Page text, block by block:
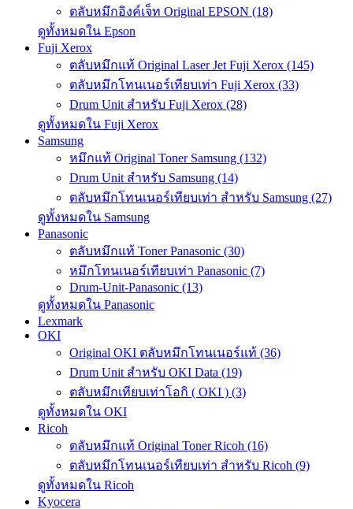
ตลับหมึกอิงค์เจ็ท Original EPSON (18)
ดูทั้งหมดใน Epson
Fuji Xerox
ตลับหมึกแท้ Original Laser Jet Fuji Xerox (145)
ตลับหมึกโทนเนอร์เทียบเท่า Fuji Xerox (33)
Drum Unit สำหรับ Fuji Xerox (28)
ดูทั้งหมดใน Fuji Xerox
Samsung
หมึกแท้ Original Toner Samsung (132)
Drum Unit สำหรับ Samsung (14)
ตลับหมึกโทนเนอร์เทียบเท่า สำหรับ Samsung (27)
ดูทั้งหมดใน Samsung
Panasonic
ตลับหมึกแท้ Toner Panasonic (30)
หมึกโทนเนอร์เทียบเท่า Panasonic (7)
Drum-Unit-Panasonic (13)
ดูทั้งหมดใน Panasonic
Lexmark
OKI
Original OKI ตลับหมึกโทนเนอร์แท้ (36)
Drum Unit สำหรับ OKI Data (19)
ตลับหมึกเทียบเท่าโอกิ ( OKI ) (3)
ดูทั้งหมดใน OKI
Ricoh
ตลับหมึกแท้ Original Toner Ricoh (16)
ตลับหมึกโทนเนอร์เทียบเท่า สำหรับ Ricoh (9)
ดูทั้งหมดใน Ricoh
Kyocera